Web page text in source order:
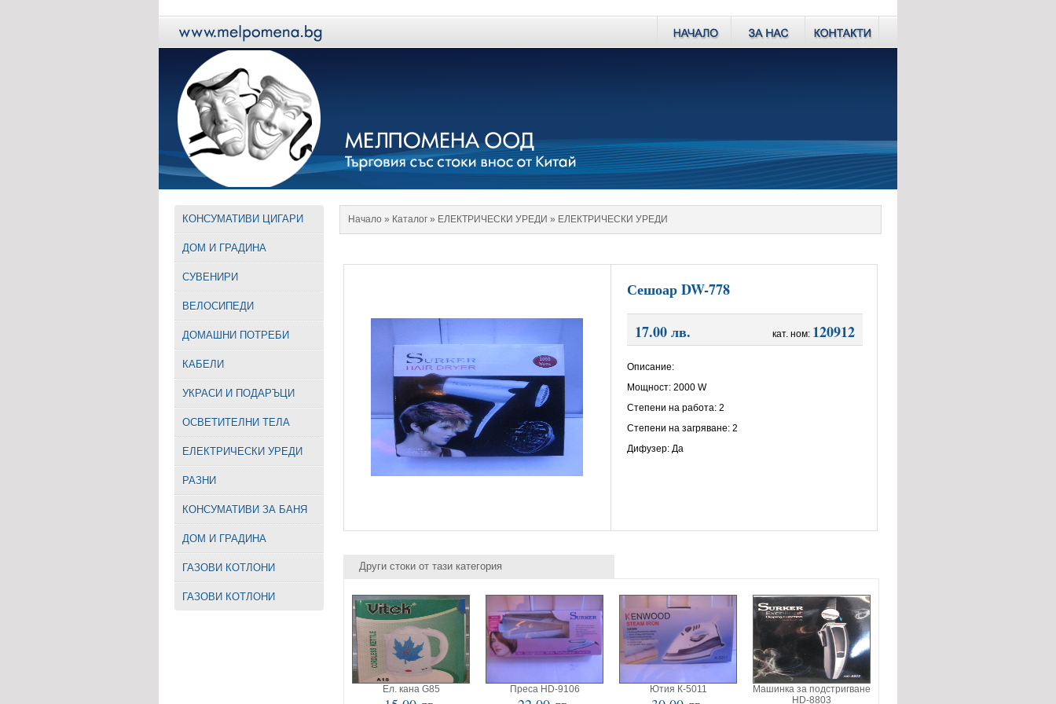
КОНСУМАТИВИ ЦИГАРИ
ДОМ И ГРАДИНА
СУВЕНИРИ
ВЕЛОСИПЕДИ
ДОМАШНИ ПОТРЕБИ
КАБЕЛИ
УКРАСИ И ПОДАРЪЦИ
ОСВЕТИТЕЛНИ ТЕЛА
EЛЕКТРИЧЕСКИ УРЕДИ
РАЗНИ
КОНСУМАТИВИ ЗА БАНЯ
ДОМ И ГРАДИНА
ГАЗОВИ КОТЛОНИ
ГАЗОВИ КОТЛОНИ
Начало » Каталог » EЛЕКТРИЧЕСКИ УРЕДИ » ЕЛЕКТРИЧЕСКИ УРЕДИ
Сешоар DW-778
17.00 лв. кат. ном: 120912
Описание:
Мощност: 2000 W
Степени на работа: 2
Степени на загряване: 2
Дифузер: Да
Други стоки от тази категория
Ел. кана G85 Преса HD-9106 Ютия К-5011
Машинка за подстригване
HD-8803